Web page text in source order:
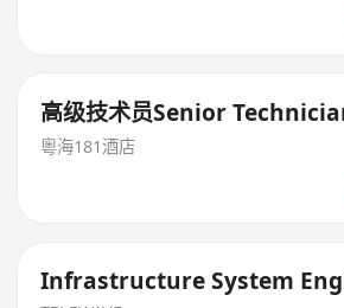
高级技术员Senior
粵海181酒店
Infrastructure System